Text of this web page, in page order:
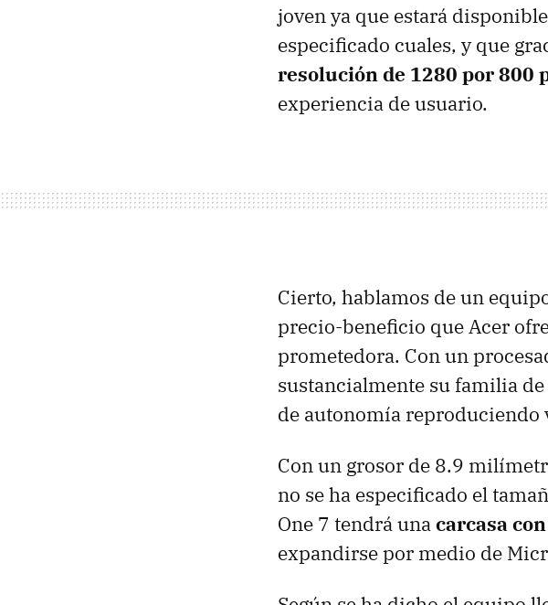
joven ya que estará
especificado cuales, y que
resolución de 1280 por 800
experiencia de usuario.
Cierto, hablamos de un
precio-beneficio que Acer
prometedora. Con un
sustancialmente su familia
de autonomía reproduciendo
Con un grosor de 8.9
no se ha especificado el
One 7 tendrá unacarcasa
expandirse por medio de